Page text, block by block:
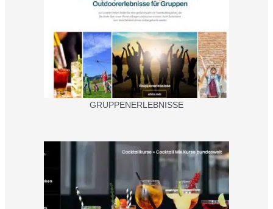
GRUPPENERLEBNISSE